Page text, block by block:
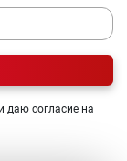
и даю согласие на